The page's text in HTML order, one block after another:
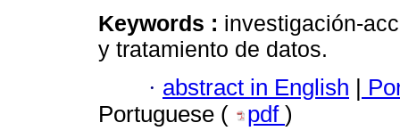
Keywords : investigación-
y tratamiento de datos.
· abstract in English |
Portuguese (
pdf )